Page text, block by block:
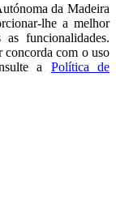
da Madeira
lhe a melhor
funcionalidades.
concorda com o uso
a
Política de